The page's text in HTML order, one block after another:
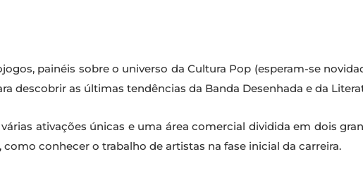
painéis sobre o universo da Cultura Pop (esperam-se
descobrir as últimas tendências da Banda Desenhada e da
ativações únicas e uma área comercial dividida em dois
conhecer o trabalho de artistas na fase inicial da carreira.